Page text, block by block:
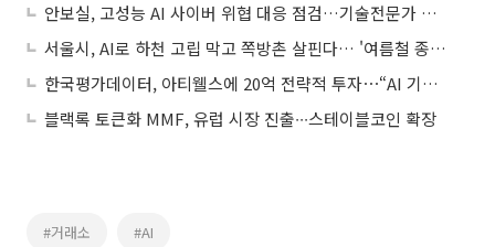
안보실, 고성능 AI 사이버 위협 대응 점검…기술전문가 중심 대응반 운영
서울시, AI로 하천 고립 막고 쪽방촌 살핀다… '여름철 종합대책' 가동
한국평가데이터, 아티웰스에 20억 전략적 투자⋯“AI 기반 사업 고도화 추진”
블랙록 토큰화 MMF, 유럽 시장 진출∙∙∙스테이블코인 확장
#거래소 #AI